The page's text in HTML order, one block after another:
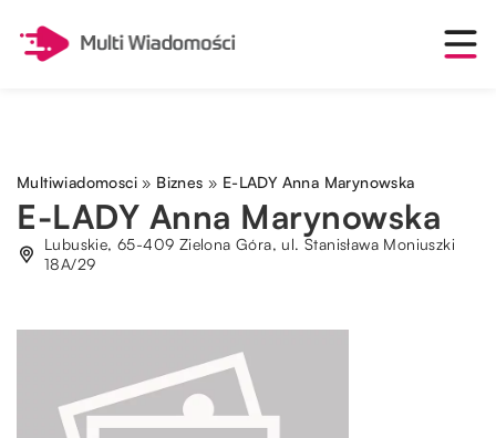
Multiwiadomosci » Biznes » E-LADY Anna Marynowska
E-LADY Anna Marynowska
Lubuskie, 65-409 Zielona Góra, ul. Stanisława Moniuszki
18A/29